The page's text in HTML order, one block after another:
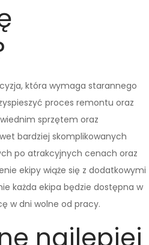
która wymaga starannego
proces remontu oraz
sprzętem oraz
bardziej skomplikowanych
po atrakcyjnych cenach oraz
ekipy wiąże się z dodatkowymi
każda ekipa będzie dostępna w
w dni wolne od pracy.